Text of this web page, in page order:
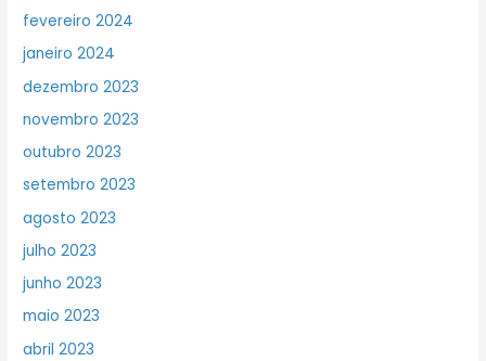
fevereiro 2024
janeiro 2024
dezembro 2023
novembro 2023
outubro 2023
setembro 2023
agosto 2023
julho 2023
junho 2023
maio 2023
abril 2023